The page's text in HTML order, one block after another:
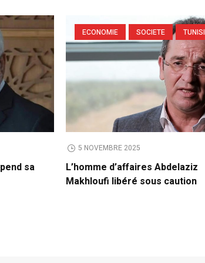
sa
ECONOMIE SOCIETE
5 NOVEMBRE 2025
L’homme d’affaires Abdelaziz
Makhloufi libéré sous caution